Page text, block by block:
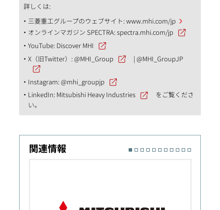
詳しくは:
三菱重工グループのウェブサイト:www.mhi.com/jp
オンラインマガジン SPECTRA:spectra.mhi.com/jp
YouTube: Discover MHI
X（旧Twitter）:@MHI_Group |@MHI_GroupJP
Instagram:@mhi_groupjp
LinkedIn: Mitsubishi Heavy Industries
をご覧くださ
い。
関連情報